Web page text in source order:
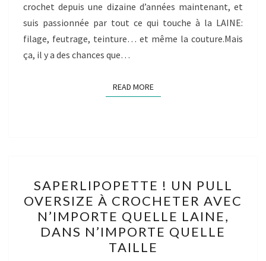
crochet depuis une dizaine d’années maintenant, et
suis passionnée par tout ce qui touche à la LAINE:
filage, feutrage, teinture… et même la couture.Mais
ça, il y a des chances que…
READ MOREREAD MORE
!
UN
PULL
OVERSIZE
À
SAPERLIPOPETTE ! UN PULL
OVERSIZE À CROCHETER AVEC
N’IMPORTE QUELLE LAINE,
DANS N’IMPORTE QUELLE
TAILLE